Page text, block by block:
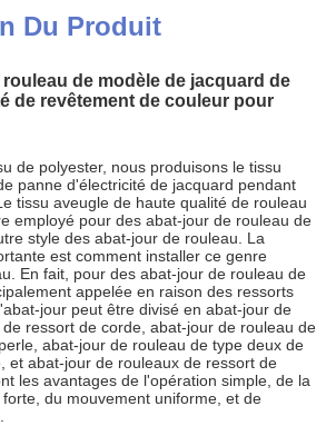
Du Produit
de modèle de jacquard de
de revêtement de couleur pour
de polyester, nous produisons le tissu
panne d'électricité de jacquard pendant
tissu aveugle de haute qualité de rouleau
employé pour des abat-jour de rouleau de
style des abat-jour de rouleau. La
est comment installer ce genre
En fait, pour des abat-jour de rouleau de
appelée en raison des ressorts
jour peut être divisé en abat-jour de
ressort de corde, abat-jour de rouleau de
abat-jour de rouleau de type deux de
et abat-jour de rouleaux de ressort de
les avantages de l'opération simple, de la
du mouvement uniforme, et de